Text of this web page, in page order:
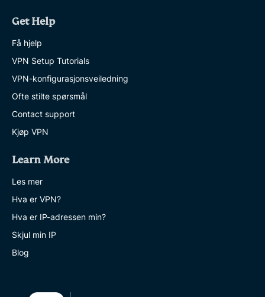
Get Help
Få hjelp
VPN Setup Tutorials
VPN-konfigurasjonsveiledning
Ofte stilte spørsmål
Contact support
Kjøp VPN
Learn More
Les mer
Hva er VPN?
Hva er IP-adressen min?
Skjul min IP
Blog